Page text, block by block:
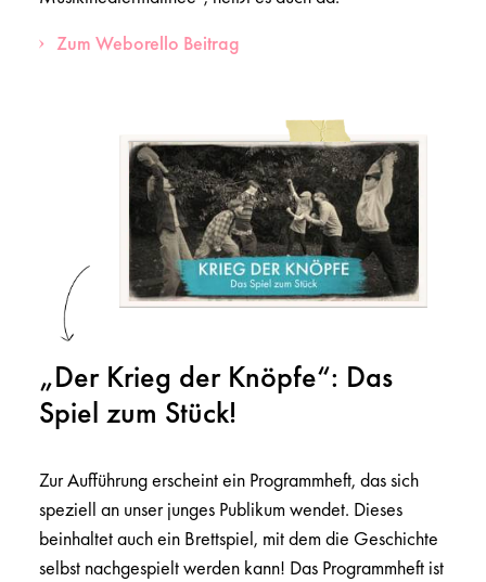
Zum Weborello Beitrag
„Der Krieg der Knöpfe“: Das
Spiel zum Stück!
Zur Aufführung erscheint ein Programmheft, das sich
speziell an unser junges Publikum wendet. Dieses
beinhaltet auch ein Brettspiel, mit dem die Geschichte
selbst nachgespielt werden kann! Das Programmheft ist